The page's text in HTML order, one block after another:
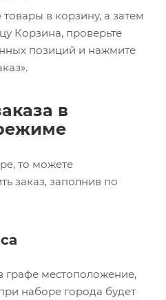
в корзину, а затем
Корзина, проверьте
позиций и нажмите
в
то можете
заказ, заполнив по
графе местоположение,
наборе города будет